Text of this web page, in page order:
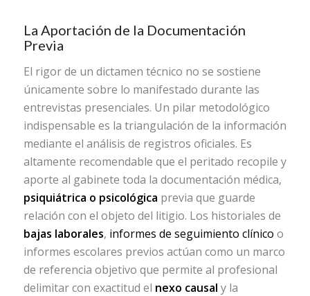
La Aportación de la Documentación
Previa
El rigor de un dictamen técnico no se sostiene
únicamente sobre lo manifestado durante las
entrevistas presenciales. Un pilar metodológico
indispensable es la triangulación de la información
mediante el análisis de registros oficiales. Es
altamente recomendable que el peritado recopile y
aporte al gabinete toda la documentación médica,
psiquiátrica o psicológica previa que guarde
relación con el objeto del litigio. Los historiales de
bajas laborales, informes de seguimiento clínico o
informes escolares previos actúan como un marco
de referencia objetivo que permite al profesional
delimitar con exactitud el nexo causal y la